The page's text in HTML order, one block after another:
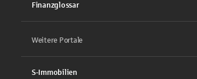
Finanzglossar
Weitere Portale
S-Immobilien